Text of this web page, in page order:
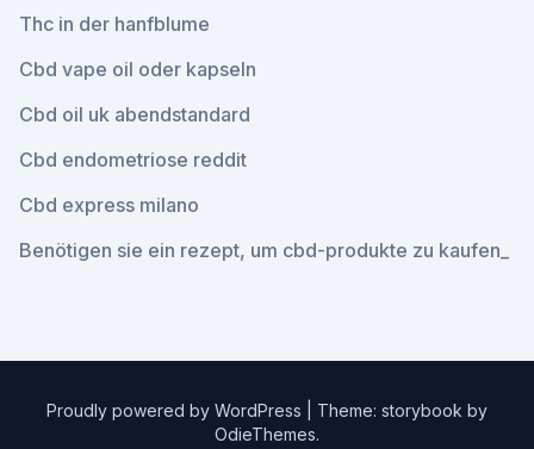
Thc in der hanfblume
Cbd vape oil oder kapseln
Cbd oil uk abendstandard
Cbd endometriose reddit
Cbd express milano
Benötigen sie ein rezept, um cbd-produkte zu kaufen_
Proudly powered by WordPress
Theme: storybook by
OdieThemes.